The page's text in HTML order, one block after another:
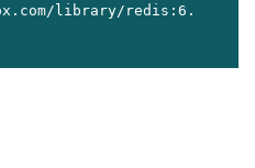
library/redis:6.